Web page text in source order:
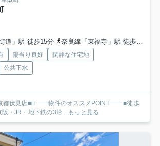
道」駅 徒歩15分
奈良線「東福寺」駅 徒歩21分
陽当り良好
閑静な住宅地
公共下水
ススメPOINT━━ ■徒歩
・JR・地下鉄の3沿... もっと見る